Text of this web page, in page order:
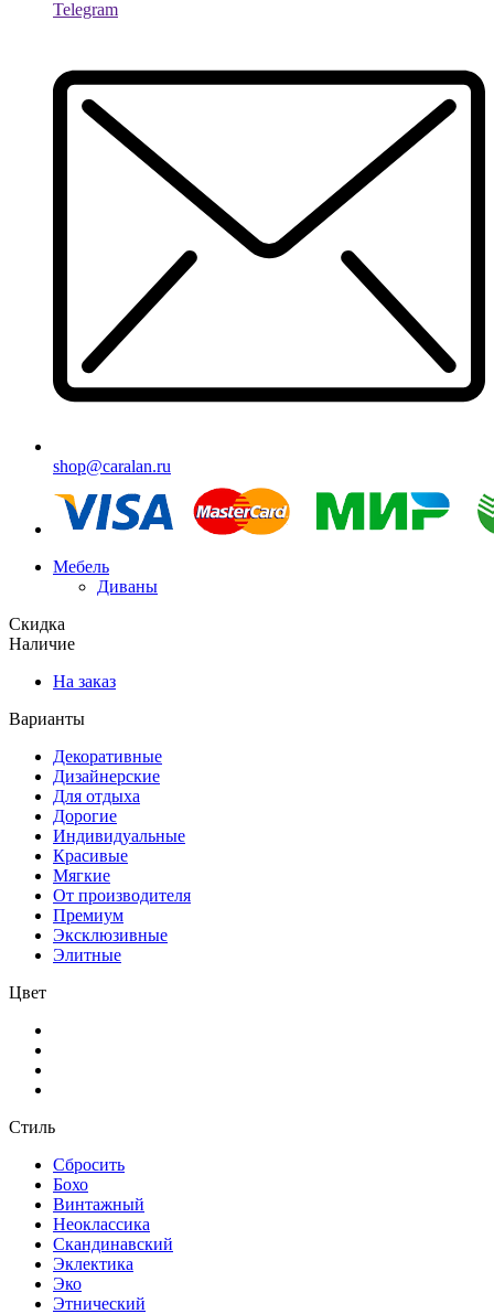
Telegram
shop@caralan.ru
Мебель
Диваны
Скидка
Наличие
На заказ
Варианты
Декоративные
Дизайнерские
Для отдыха
Дорогие
Индивидуальные
Красивые
Мягкие
От производителя
Премиум
Эксклюзивные
Элитные
Цвет
Стиль
Сбросить
Бохо
Винтажный
Неоклассика
Скандинавский
Эклектика
Эко
Этнический